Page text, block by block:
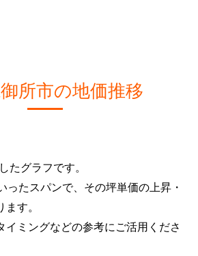
所市の地価推移
たグラフです。
ったスパンで、その坪単価の上昇・
す。
イミングなどの参考にご活用くださ